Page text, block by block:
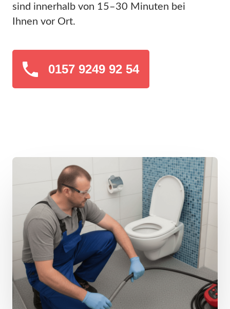
sind innerhalb von 15–30 Minuten bei
Ihnen vor Ort.
0157 9249 92 54